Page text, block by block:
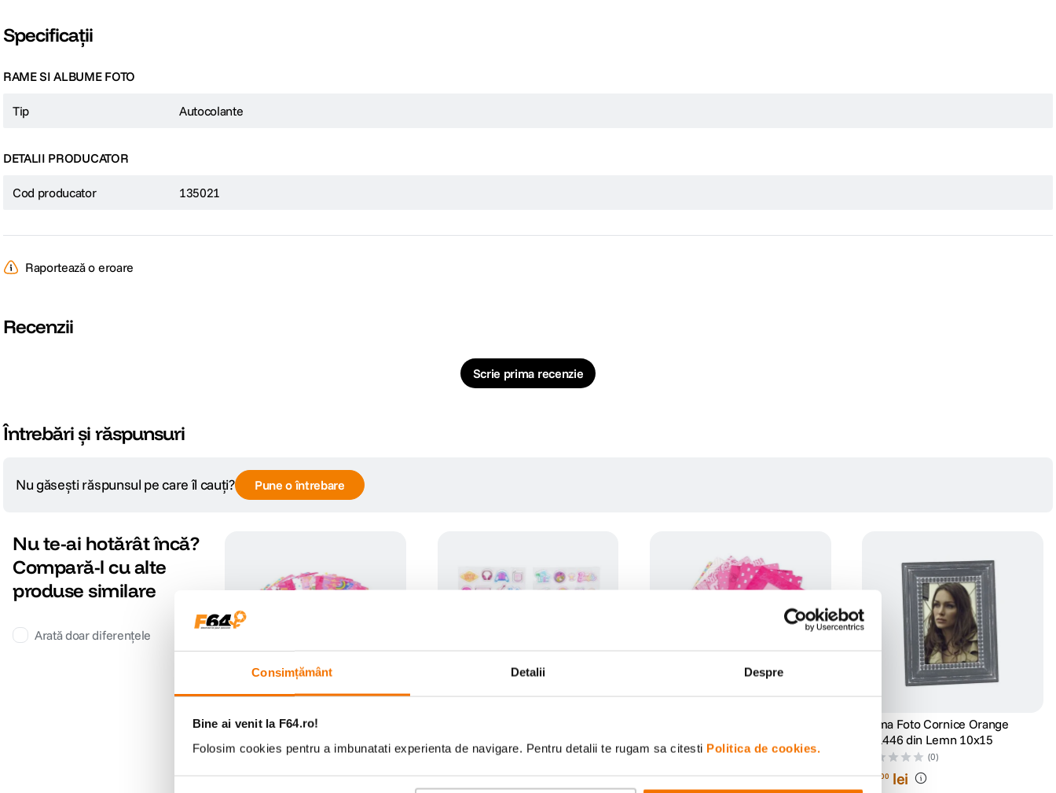
Consimțământ Detalii Despre
Bine ai venit la F64.ro!
Folosim cookies pentru a imbunatati experienta de navigare. Pentru detalii te rugam sa citesti Politica de cookies.
Specificații
RAME SI ALBUME FOTO
Tip Autocolante
DETALII PRODUCATOR
Cod producator 135021
Raportează o eroare
Recenzii
Scrie prima recenzie
Întrebări și răspunsuri
Nu găsești răspunsul pe care îl cauți? Pune o întrebare
Nu te-ai hotărât încă?
Compară-l cu alte
produse similare
Arată doar diferențele
Kodak Barbie Set 20 Rame
(0)
5900 lei
(0)
6900 lei
(0)
6900 lei
Rama Foto Cornice Orange
TY1446 din Lemn 10x15
(0)
2500 lei